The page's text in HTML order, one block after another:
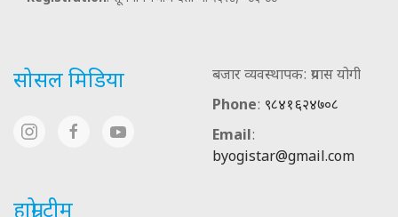
सोसल मिडिया
बजार व्यवस्थापक: प्रयास योगी
Phone: ९८४१६२४७०८
Email:
byogistar@gmail.com